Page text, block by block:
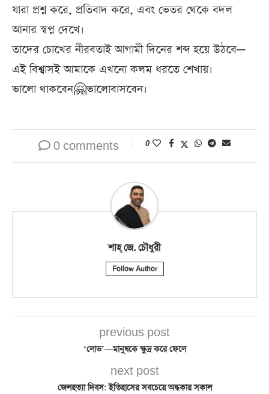
যারা প্রশ্ন করে, প্রতিবাদ করে, এবং ভেতর থেকে বদল
আনার স্বপ্ন দেখে।
তাদের চোখের নীরবতাই আগামী দিনের শব্দ হয়ে উঠবে—
এই বিশ্বাসই আমাকে এখনো কলম ধরতে শেখায়।
ভালো থাকবেন🤗ভালোবাসবেন।
0 comments 0
শাহ্‌ জে. চৌধুরী
Follow Author
previous post
‘লোভ’—মানুষকে ক্ষুদ্র করে ফেলে
next post
জেলহত্যা দিবস: ইতিহাসের সবচেয়ে অন্ধকার সকাল